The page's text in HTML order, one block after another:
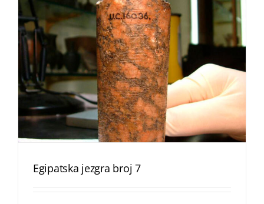
Egipatska jezgra broj 7